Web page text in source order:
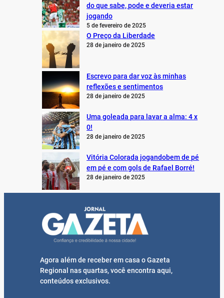
do que sabe, pode e deveria estar
jogando
5 de fevereiro de 2025
O Preço da Liberdade
28 de janeiro de 2025
Escrevo para dar voz às minhas
reflexões e sentimentos
28 de janeiro de 2025
Uma goleada para lavar a alma: 4 x
0!
28 de janeiro de 2025
Vitória Colorada jogandobem de pé
em pé e com gols de Rafael Borré!
28 de janeiro de 2025
Agora além de receber em casa o Gazeta
Regional nas quartas, você encontra aqui,
conteúdos exclusivos.